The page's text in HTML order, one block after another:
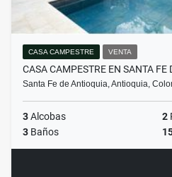
CASA CAMPESTRE VENTA
CASA CAMPESTRE EN SANTA FE
Santa Fe de Antioquia, Antioquia,
3Alcobas 2
3 Baños